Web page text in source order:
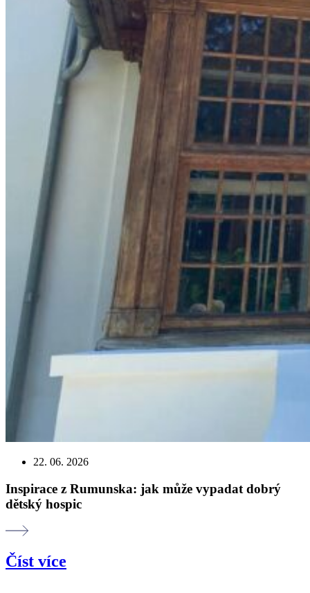
22. 06. 2026
Inspirace z Rumunska: jak může vypadat dobrý
dětský hospic
Číst více